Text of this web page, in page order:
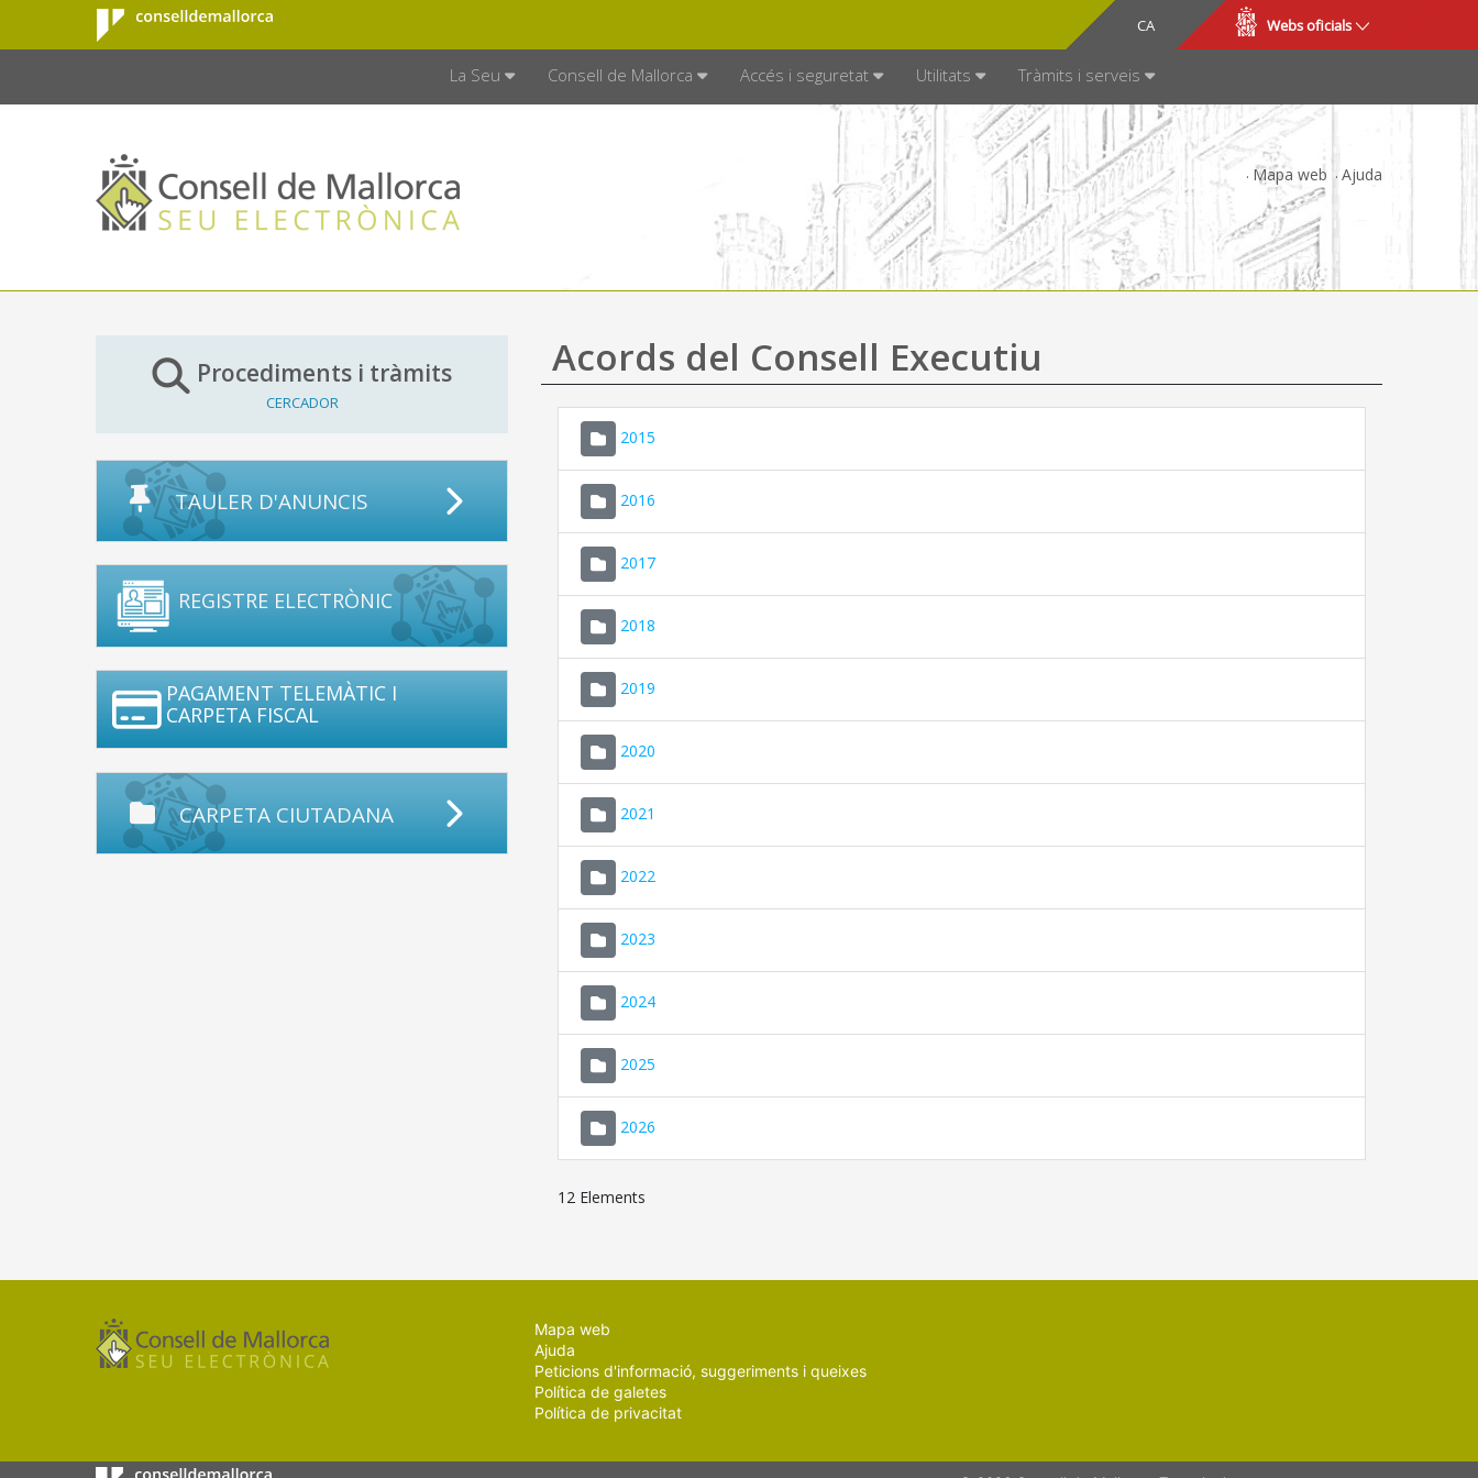
Salta al contingut principal
Consell de
Mallorca
CA
ES Webs oficials
La Seu Consell de Mallorca Accés i seguretat Utilitats Tràmits i serveis
Mapa web Ajuda
Procediments i tràmits
CERCADOR
TAULER D'ANUNCIS
REGISTRE ELECTRÒNIC
PAGAMENT TELEMÀTIC I
CARPETA FISCAL
CARPETA CIUTADANA
Acords del Consell Executiu
2015
2016
2017
2018
2019
2020
2021
2022
2023
2024
2025
2026
12 Elements
Mapa web
Ajuda
Peticions d'informació, suggeriments i queixes
Política de galetes
Política de privacitat